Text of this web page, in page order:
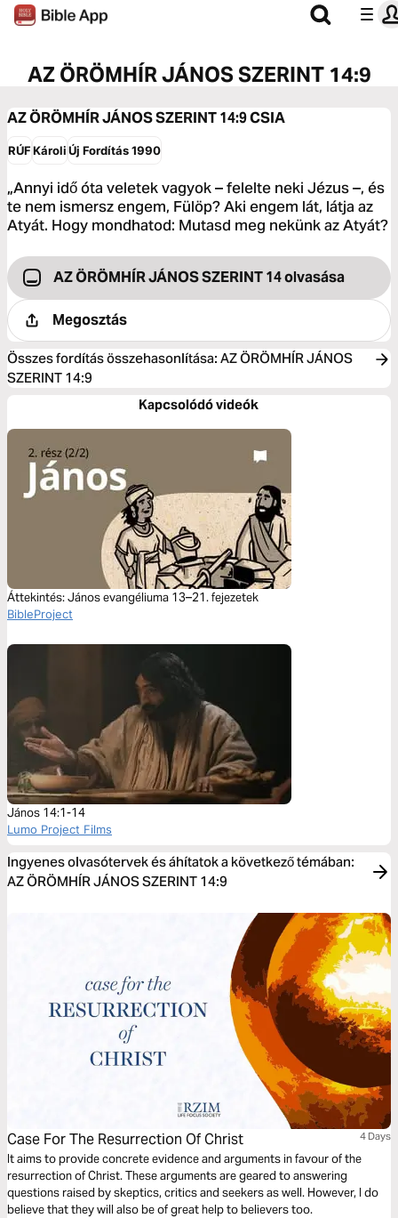
AZ ÖRÖMHÍR JÁNOS SZERINT 14:9
AZ ÖRÖMHÍR JÁNOS SZERINT 14:9CSIA
RÚFKároliÚj Fordítás 1990
„Annyi idő óta veletek vagyok – felelte neki Jézus –, és
te nem ismersz engem, Fülöp? Aki engem lát, látja az
Atyát. Hogy mondhatod: Mutasd meg nekünk az Atyát?
AZ ÖRÖMHÍR JÁNOS SZERINT 14 olvasása
Megosztás
Összes fordítás összehasonlítása: AZ ÖRÖMHÍR JÁNOS
SZERINT 14:9
Kapcsolódó videók
Áttekintés: János evangéliuma 13–21. fejezetek
BibleProject
János 14:1-14
Lumo Project Films
Ingyenes olvasótervek és áhítatok a következő témában:
AZ ÖRÖMHÍR JÁNOS SZERINT 14:9
Case For The Resurrection Of Christ 4 Days
It aims to provide concrete evidence and arguments in favour of the
resurrection of Christ. These arguments are geared to answering
questions raised by skeptics, critics and seekers as well. However, I do
believe that they will also be of great help to believers too.